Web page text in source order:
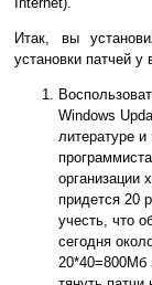
Итак, вы
установки патчей у
Windows
литературе
организации
придется 20
учесть, что
сегодня
20*40=800Мб